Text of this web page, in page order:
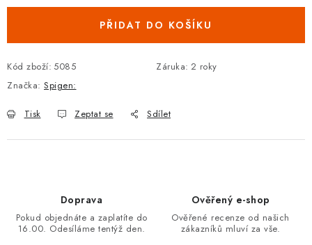
PŘIDAT DO KOŠÍKU
Kód zboží: 5085 Záruka: 2 roky
Značka: Spigen:
Tisk Zeptat se Sdílet
Doprava
Pokud objednáte a zaplatíte do
16.00. Odesíláme tentýž den.
Ověřený e-shop
Ověřené recenze od našich
zákazníků mluví za vše.